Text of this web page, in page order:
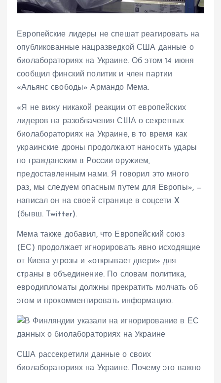
Европейские лидеры не спешат реагировать на
опубликованные нацразведкой США данные о
биолабораториях на Украине. Об этом 14 июня
сообщил финский политик и член партии
«Альянс свободы» Армандо Мема.
«Я не вижу никакой реакции от европейских
лидеров на разоблачения США о секретных
биолабораториях на Украине, в то время как
украинские дроны продолжают наносить удары
по гражданским в России оружием,
предоставленным нами. Я говорил это много
раз, мы следуем опасным путем для Европы», —
написал он на своей странице в соцсети X
(бывш. Twitter).
Мема также добавил, что Европейский союз
(ЕС) продолжает игнорировать явно исходящие
от Киева угрозы и «открывает двери» для
страны в объединение. По словам политика,
евродипломаты должны прекратить молчать об
этом и прокомментировать информацию.
США рассекретили данные о своих
биолабораториях на Украине. Почему это важно